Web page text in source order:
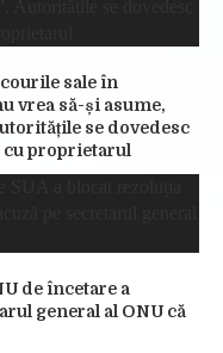
sale în
vrea să-și asume,
se dovedesc
cu proprietarul
de încetare a
general al ONU că